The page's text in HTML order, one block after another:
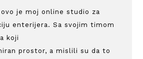
ovo je moj online studio za
enterijera. Sa svojim timom
koji
prostor, a mislili su da to